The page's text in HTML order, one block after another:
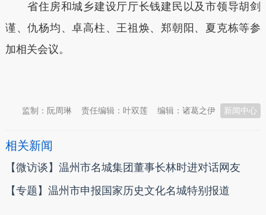
省住房和城乡建设厅厅长钱建民以及市领导胡剑
谨、仇杨均、卓高柱、王祖焕、郑朝阳、夏克栋等参
加相关会议。
新闻中心
编辑：诸葛之伊
责任编辑：叶双莲
监制：阮周琳
相关新闻
【微访谈】温州市名城集团董事长林时进对话网友
【专题】温州市申报国家历史文化名城特别报道